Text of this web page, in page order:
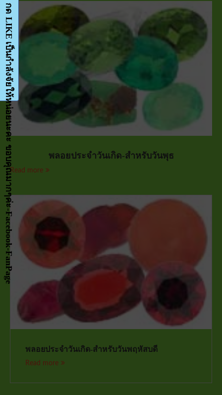
พลอยประจำวันเกิด-สำหรับวันพุธ
Read more
พลอยประจำวันเกิด-สำหรับวันพฤหัสบดี
Read more
กด LIKE เป็นกำลังจัยให้หน่อยนะคะ ขอบคุณมากๆค่ะ-Facebook-FanPage